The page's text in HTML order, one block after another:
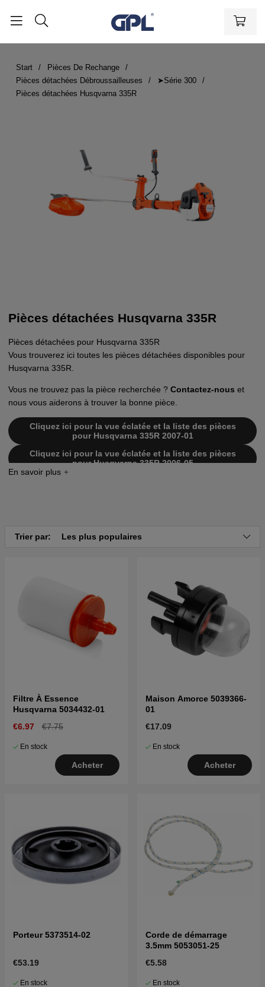
Start
Pièces De Rechange
Pièces détachées Débroussailleuses
➤Série 300
Pièces détachées Husqvarna 335R
Pièces détachées Husqvarna 335R
Pièces détachées pour Husqvarna 335R
Vous trouverez ici toutes les pièces détachées disponibles pour
Husqvarna 335R.
Vous ne trouvez pas la pièce recherchée ? Contactez-nous et
nous vous aiderons à trouver la bonne pièce.
Cliquez ici pour la vue éclatée et la liste des pièces
pour Husqvarna 335R 2007-01
Cliquez ici pour la vue éclatée et la liste des pièces
pour Husqvarna 335R 2006-05
Trier par: Les plus populaires
Filtre À Essence
Husqvarna 5034432-01
€6.97
€7.75
En stock
Acheter
Maison Amorce 5039366-
01
€17.09
En stock
Acheter
Porteur 5373514-02
€53.19
En stock
Corde de démarrage
3.5mm 5053051-25
€5.58
En stock